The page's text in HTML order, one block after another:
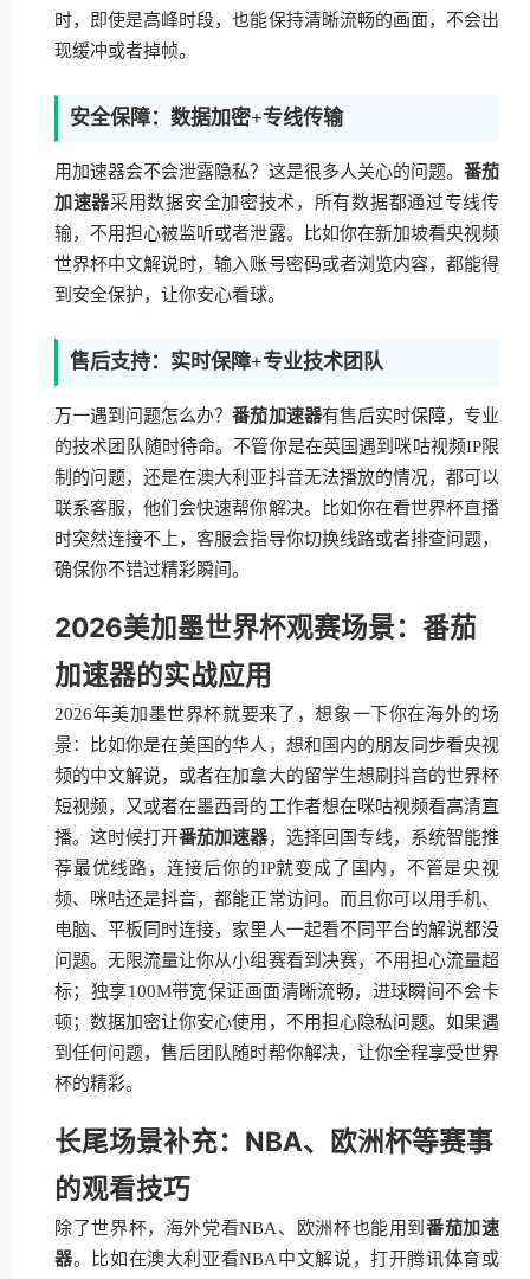
时，即使是高峰时段，也能保持清晰流畅的画面，不会出
现缓冲或者掉帧。
安全保障：数据加密+专线传输
用加速器会不会泄露隐私？这是很多人关心的问题。 番茄
加速器采用数据安全加密技术，所有数据都通过专线传
输，不用担心被监听或者泄露。比如你在新加坡看央视频
世界杯中文解说时，输入账号密码或者浏览内容，都能得
到安全保护，让你安心看球。
售后支持：实时保障+专业技术团队
万一遇到问题怎么办？番茄加速器有售后实时保障，专业
的技术团队随时待命。不管你是在英国遇到咪咕视频IP限
制的问题，还是在澳大利亚抖音无法播放的情况，都可以
联系客服，他们会快速帮你解决。比如你在看世界杯直播
时突然连接不上，客服会指导你切换线路或者排查问题，
确保你不错过精彩瞬间。
2026美加墨世界杯观赛场景：番茄
加速器的实战应用
2026年美加墨世界杯就要来了，想象一下你在海外的场
景：比如你是在美国的华人，想和国内的朋友同步看央视
频的中文解说，或者在加拿大的留学生想刷抖音的世界杯
短视频，又或者在墨西哥的工作者想在咪咕视频看高清直
播。这时候打开番茄加速器，选择回国专线，系统智能推
荐最优线路，连接后你的IP就变成了国内，不管是央视
频、咪咕还是抖音，都能正常访问。而且你可以用手机、
电脑、平板同时连接，家里人一起看不同平台的解说都没
问题。无限流量让你从小组赛看到决赛，不用担心流量超
标；独享100M带宽保证画面清晰流畅，进球瞬间不会卡
顿；数据加密让你安心使用，不用担心隐私问题。如果遇
到任何问题，售后团队随时帮你解决，让你全程享受世界
杯的精彩。
长尾场景补充：NBA、欧洲杯等赛事
的观看技巧
除了世界杯，海外党看NBA、欧洲杯也能用到番茄加速
器。比如在澳大利亚看NBA中文解说，打开腾讯体育或